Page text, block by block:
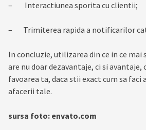
– Interactiunea sporita cu clientii;
– Trimiterea rapida a notificarilor
In concluzie, utilizarea din ce in ce mai
are nu doar dezavantaje, ci si
favoarea ta, daca stii exact cum sa faci
afacerii tale.
sursa foto: envato.com